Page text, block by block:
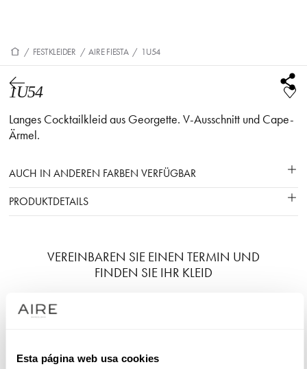
Esta página web usa cookies
/ FESTKLEIDER / AIRE FIESTA / 1U54
1U54
Langes Cocktailkleid aus Georgette. V-Ausschnitt und Cape-
Ärmel.
AUCH IN ANDEREN FARBEN VERFÜGBAR
PRODUKTDETAILS
VEREINBAREN SIE EINEN TERMIN UND
FINDEN SIE IHR KLEID